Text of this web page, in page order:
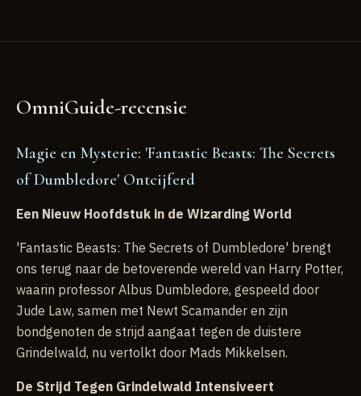
OmniGuide-recensie
Magie en Mysterie: 'Fantastic Beasts: The Secrets
of Dumbledore' Ontcijferd
Een Nieuw Hoofdstuk in de Wizarding World
'Fantastic Beasts: The Secrets of Dumbledore' brengt
ons terug naar de betoverende wereld van Harry Potter,
waarin professor Albus Dumbledore, gespeeld door
Jude Law, samen met Newt Scamander en zijn
bondgenoten de strijd aangaat tegen de duistere
Grindelwald, nu vertolkt door Mads Mikkelsen.
De Strijd Tegen Grindelwald Intensiveert